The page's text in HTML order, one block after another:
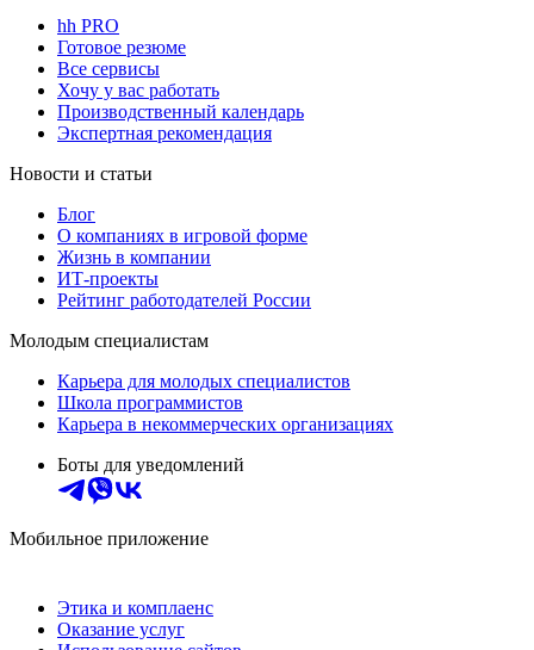
hh PRO
Готовое резюме
Все сервисы
Хочу у вас работать
Производственный календарь
Экспертная рекомендация
Новости и статьи
Блог
О компаниях в игровой форме
Жизнь в компании
ИТ-проекты
Рейтинг работодателей России
Молодым специалистам
Карьера для молодых специалистов
Школа программистов
Карьера в некоммерческих организациях
Боты для уведомлений
Мобильное приложение
Этика и комплаенс
Оказание услуг